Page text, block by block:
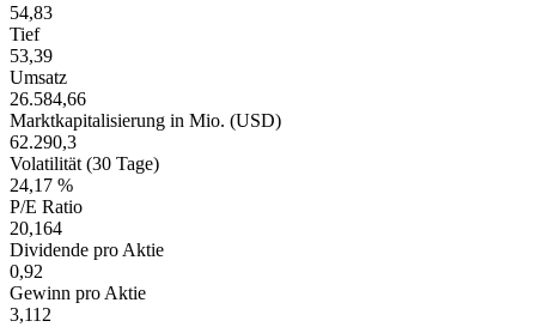
54,83
Tief
53,39
Umsatz
26.584,66
Marktkapitalisierung in Mio. (USD)
62.290,3
Volatilität (30 Tage)
24,17 %
P/E Ratio
20,164
Dividende pro Aktie
0,92
Gewinn pro Aktie
3,112